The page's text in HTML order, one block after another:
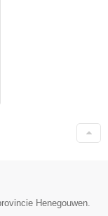
Henegouwen.